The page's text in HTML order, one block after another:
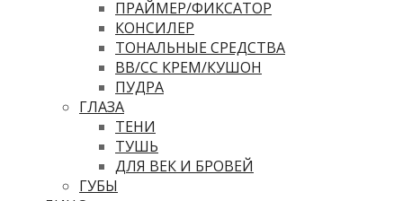
ПРАЙМЕР/ФИКСАТОР
КОНСИЛЕР
ТОНАЛЬНЫЕ СРЕДСТВА
ВВ/CC КРЕМ/КУШОН
ПУДРА
ГЛАЗА
ТЕНИ
ТУШЬ
ДЛЯ ВЕК И БРОВЕЙ
ГУБЫ